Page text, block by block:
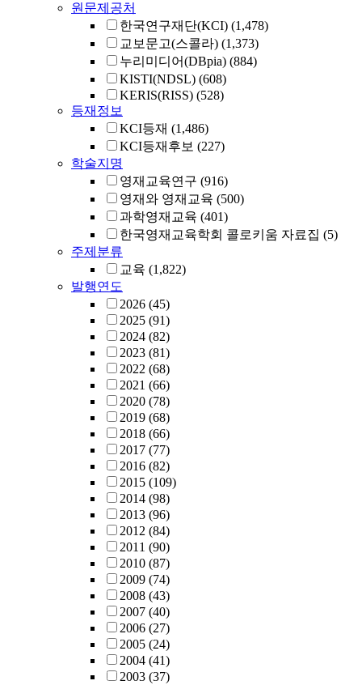
원문제공처
한국연구재단(KCI) (1,478)
교보문고(스콜라) (1,373)
누리미디어(DBpia) (884)
KISTI(NDSL) (608)
KERIS(RISS) (528)
등재정보
KCI등재 (1,486)
KCI등재후보 (227)
학술지명
영재교육연구 (916)
영재와 영재교육 (500)
과학영재교육 (401)
한국영재교육학회 콜로키움 자료집 (5)
주제분류
교육 (1,822)
발행연도
2026 (45)
2025 (91)
2024 (82)
2023 (81)
2022 (68)
2021 (66)
2020 (78)
2019 (68)
2018 (66)
2017 (77)
2016 (82)
2015 (109)
2014 (98)
2013 (96)
2012 (84)
2011 (90)
2010 (87)
2009 (74)
2008 (43)
2007 (40)
2006 (27)
2005 (24)
2004 (41)
2003 (37)